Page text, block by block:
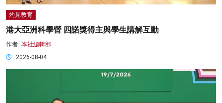
灼見教育
港大亞洲科學營 四諾獎得主與學生講解互動
作者: 本社編輯部
2026-08-04